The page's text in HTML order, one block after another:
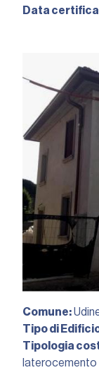
Data
Comune:
Tipo di
Tipologia
laterocemento